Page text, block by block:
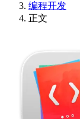
编程开发
正文